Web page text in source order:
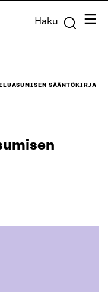
Haku
SÄÄNTÖKIRJA